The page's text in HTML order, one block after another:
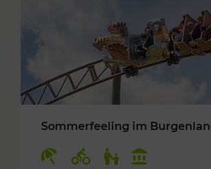
Sommerfeeling im